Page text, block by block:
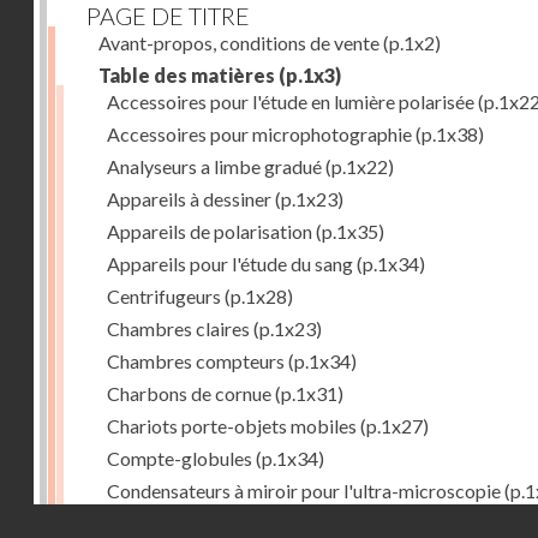
PAGE DE TITRE
Avant-propos, conditions de vente(p.1x2)
Table des matières (p.1x3)
Accessoires pour l'étude en lumière polarisée
Accessoires pour microphotographie(p.1x38)
Analyseurs a limbe gradué(p.1x22)
Appareils à dessiner(p.1x23)
Appareils de polarisation(p.1x35)
Appareils pour l'étude du sang(p.1x34)
Centrifugeurs (p.1x28)
Chambres claires (p.1x23)
Chambres compteurs (p.1x34)
Charbons de cornue(p.1x31)
Chariots porte-objets mobiles (p.1x27)
Compte-globules (p.1x34)
Condensateurs à miroir pour l'ultra-microscopie